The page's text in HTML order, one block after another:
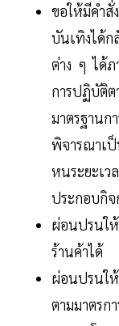
ขอให้มีคำสั่
บันเทิงได้ก
ต่าง ๆ ได้
การปฏิบัติ
มาตรฐาน
พิจารณาเ
หนระยะเว
ประกอบกิจ
ผ่อนปรนใ
ร้านค้าได้
ผ่อนปรนใ
ตามมาตรก